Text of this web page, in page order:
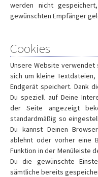
werden nicht
gewünschten Empfänger
Cookies
Unsere Website verwendet
sich um kleine
Endgerät speichert. Dank
Du speziell auf Deine
der Seite angezeigt
standardmäßig so
Du kannst Deinen
ablehnt oder vorher eine
Funktion in der Menüleiste
Du die gewünschte
sämtliche bereits